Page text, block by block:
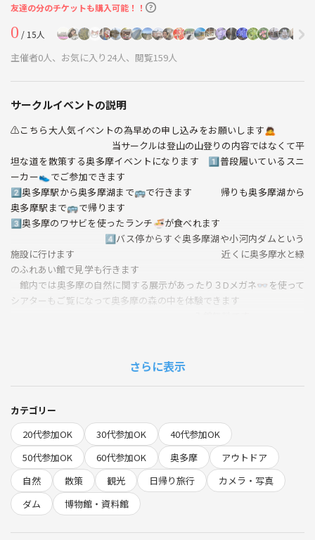
友達の分のチケットも購入可能！！
0 / 15人
主催者0人、お気に入り24人、閲覧159人
サークルイベントの説明
⚠️こちら大人気イベントの為早めの申し込みをお願いします🙇
当サークルは登山の山登りの内容ではなくて平
坦な道を散策する奥多摩イベントになります 1️⃣普段履いているスニ
ーカー👟でご参加できます
2️⃣奥多摩駅から奥多摩湖まで🚌で行きます 帰りも奥多摩湖から
奥多摩駅まで🚌で帰ります
3️⃣奥多摩のワサビを使ったランチ🍜が食べれます
4️⃣バス停からすぐ奥多摩湖や小河内ダムという
施設に行けます 近くに奥多摩水と緑
のふれあい館で見学も行きます
館内では奥多摩の自然に関する展示があったり３Dメガネ👓を使って
シアターもご覧になって奥多摩の森の中を体験できます
新緑を楽しむイベントを開催します。自然の中でリフレッシュるしなが
桜も満開🌸予想です 桜の奥多摩湖を楽しみ
ましょう
◆当日の流れ
⭐️集合場所はJR青梅線の奥多摩駅です 11時23分着の🚃でお越
しください
イベント数日前に参加
者に改めて通知はしますご確認ください🙇
奥多摩駅着きましたらお昼を駅前のお店で食べます🍚
さらに表示
カテゴリー
20代参加OK
30代参加OK
40代参加OK
50代参加OK
60代参加OK 奥多摩
アウトドア
自然
散策 観光 日帰り旅行
カメラ・写真
ダム
博物館・資料館